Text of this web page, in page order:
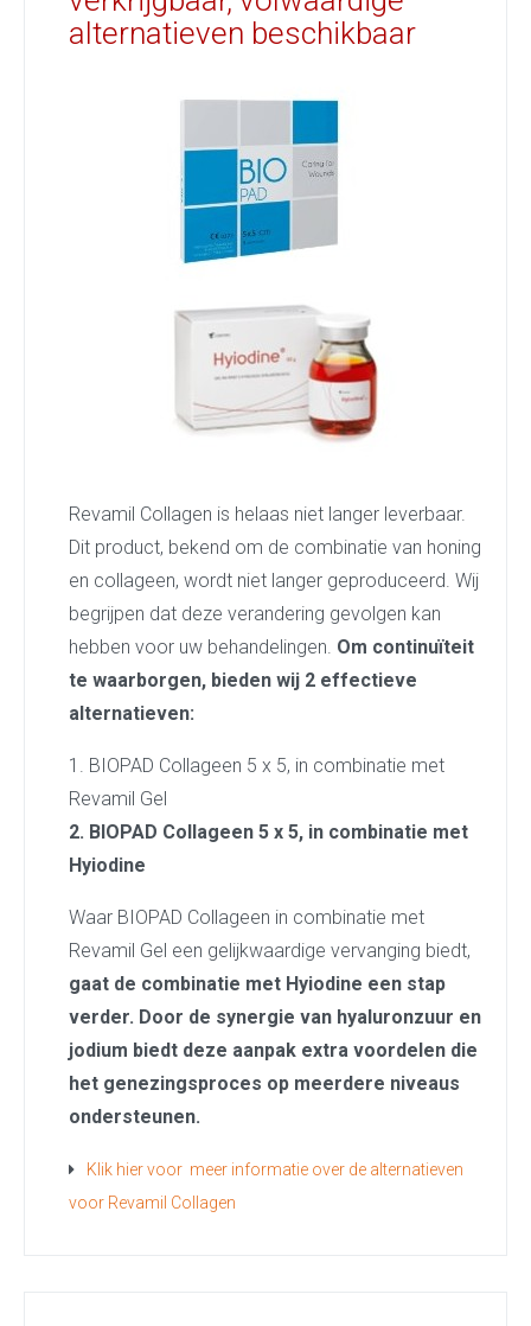
alternatieven beschikbaar
Revamil Collagen is helaas niet langer leverbaar.
Dit product, bekend om de combinatie van honing
en collageen, wordt niet langer geproduceerd. Wij
begrijpen dat deze verandering gevolgen kan
hebben voor uw behandelingen. Om continuïteit
te waarborgen, bieden wij 2 effectieve
alternatieven:
1. BIOPAD Collageen 5 x 5, in combinatie met
Revamil Gel
2. BIOPAD Collageen 5 x 5, in combinatie met
Hyiodine
Waar BIOPAD Collageen in combinatie met
Revamil Gel een gelijkwaardige vervanging biedt,
gaat de combinatie met Hyiodine een stap
verder. Door de synergie van hyaluronzuur en
jodium biedt deze aanpak extra voordelen die
het genezingsproces op meerdere niveaus
ondersteunen.
Klik hier voor meer informatie over de alternatieven
voor Revamil Collagen